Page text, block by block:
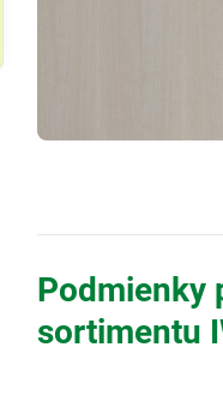
Podmienky
sortimentu